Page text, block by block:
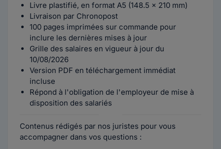
Livre plastifié, en format A5 (148.5 x 210 mm)
Livraison par Chronopost
100 pages imprimées sur commande pour
inclure les dernières mises à jour
Grille des salaires en vigueur à jour du
10/08/2026
Version PDF en téléchargement immédiat
incluse
Répond à l'obligation de l'employeur de mise à
disposition des salariés
Contenus rédigés par nos juristes pour vous
accompagner dans vos questions :